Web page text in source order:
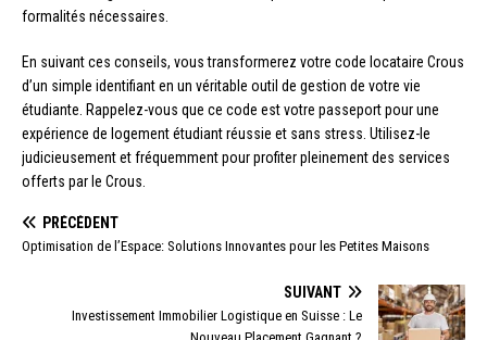
formalités nécessaires.
En suivant ces conseils, vous transformerez votre code locataire Crous
d’un simple identifiant en un véritable outil de gestion de votre vie
étudiante. Rappelez-vous que ce code est votre passeport pour une
expérience de logement étudiant réussie et sans stress. Utilisez-le
judicieusement et fréquemment pour profiter pleinement des services
offerts par le Crous.
PRÉCÉDENT
Optimisation de l’Espace: Solutions Innovantes pour les Petites Maisons
SUIVANT
Investissement Immobilier Logistique en Suisse : Le